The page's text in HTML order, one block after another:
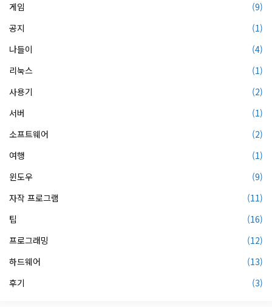
게임
(9)
공지
(1)
나들이
(4)
리눅스
(1)
사용기
(2)
서버
(1)
소프트웨어
(2)
여행
(1)
윈도우
(9)
자작 프로그램
(11)
팁
(16)
프로그래밍
(12)
하드웨어
(13)
후기
(3)